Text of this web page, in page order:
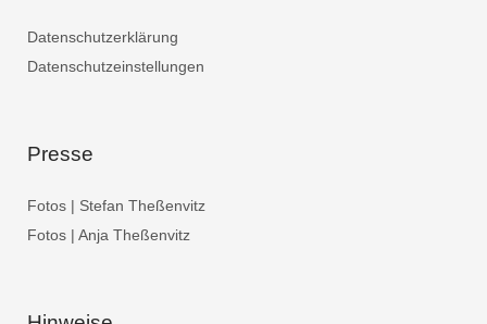
Datenschutzerklärung
Datenschutzeinstellungen
Presse
Fotos | Stefan Theßenvitz
Fotos | Anja Theßenvitz